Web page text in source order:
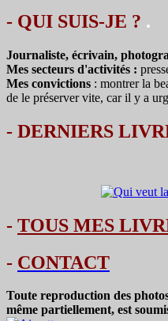
- QUI SUIS-JE ? .
Journaliste, écrivain,
Mes secteurs d'activités :
Mes convictions : montrer la
de le préserver vite, car il y a
- DERNIERS
- TOUS MES
- CONTACT
Toute reproduction des
même partiellement, est